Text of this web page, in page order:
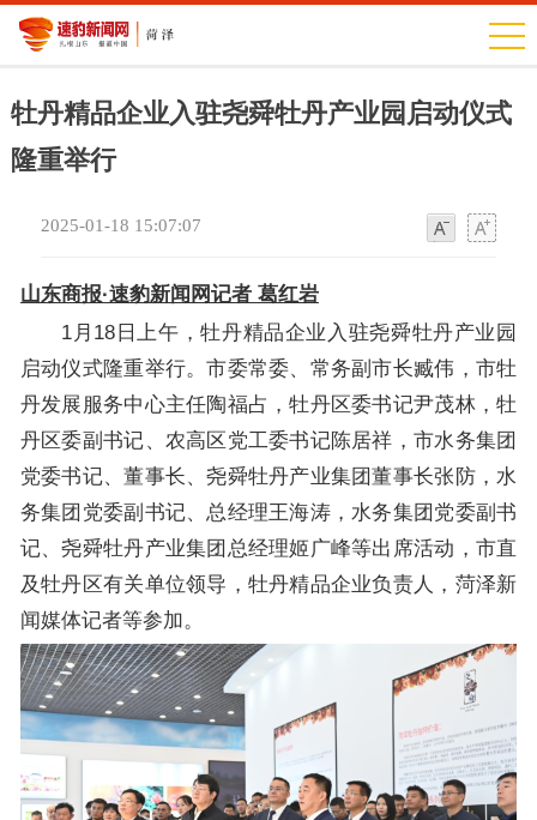
牡丹精品企业入驻尧舜牡丹产业园启动仪式
隆重举行
2025-01-18 15:07:07
山东商报·速豹新闻网记者 葛红岩
1月18日上午，牡丹精品企业入驻尧舜牡丹产业园
启动仪式隆重举行。市委常委、常务副市长臧伟，市牡
丹发展服务中心主任陶福占，牡丹区委书记尹茂林，牡
丹区委副书记、农高区党工委书记陈居祥，市水务集团
党委书记、董事长、尧舜牡丹产业集团董事长张防，水
务集团党委副书记、总经理王海涛，水务集团党委副书
记、尧舜牡丹产业集团总经理姬广峰等出席活动，市直
及牡丹区有关单位领导，牡丹精品企业负责人，菏泽新
闻媒体记者等参加。​